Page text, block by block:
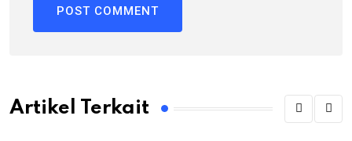
Artikel Terkait